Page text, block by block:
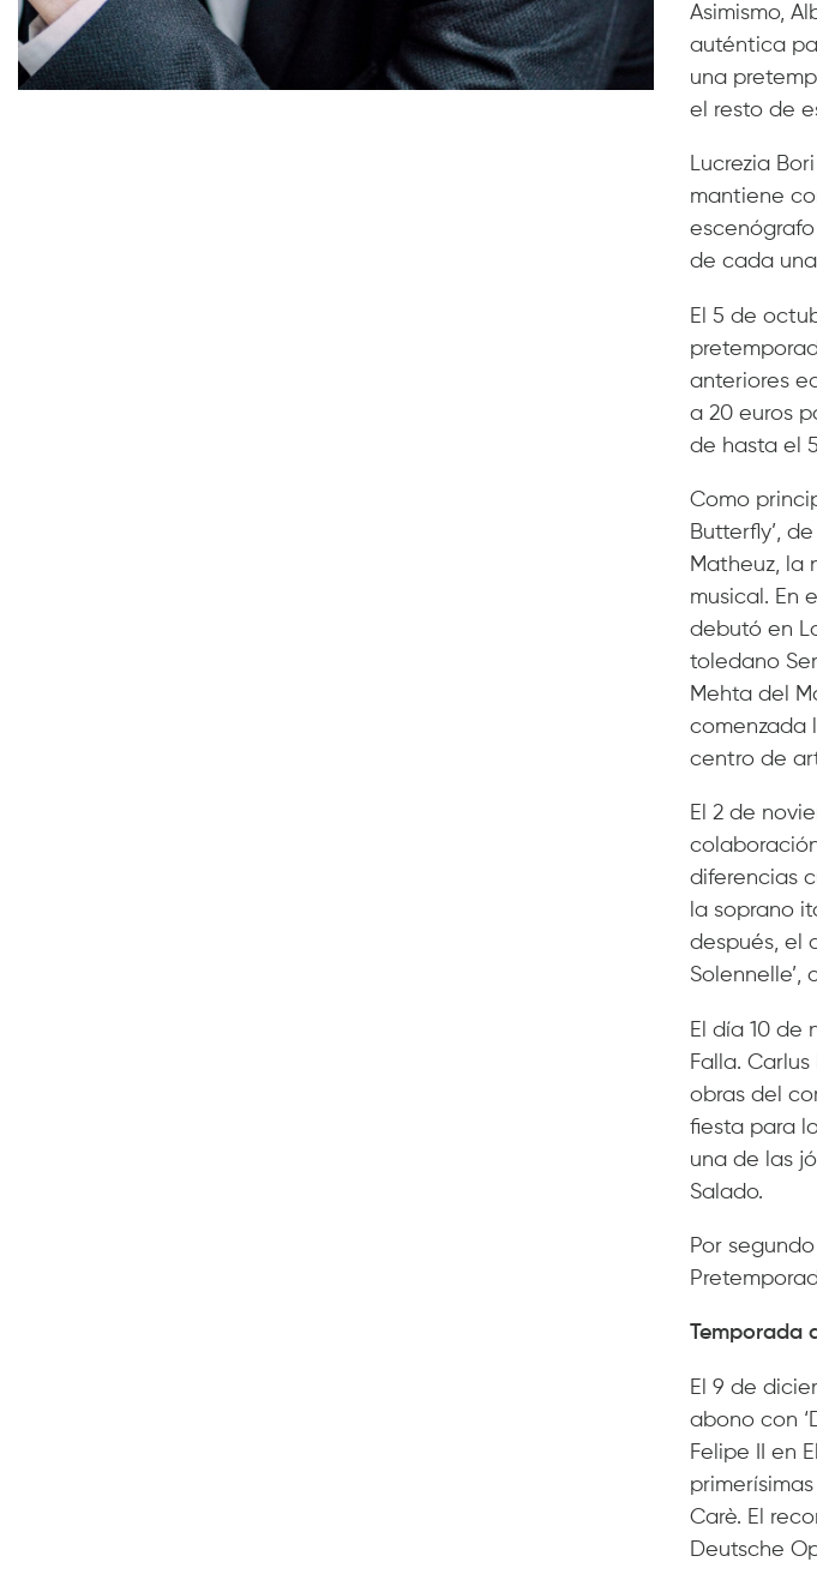
Asimismo,
auténtica
una
el resto de
Lucrezia
mantiene
de cada una
El 5 de
anteriores
a 20 euros
de hasta el
Como
Butterfly’,
Matheuz, la
musical. En
debutó en
toledano
Mehta del
comenzada
centro de
El 2 de
diferencias
la soprano
después, el
Solennelle’,
El día 10 de
Falla.
obras del
fiesta para
una de las
Salado.
Por
Temporada
El 9 de
abono con
Felipe II en
Carè. El
Deutsche